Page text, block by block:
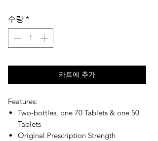
수량 *
카트에 추가
Features:
Two-bottles, one 70 Tablets & one 50
Tablets
Original Prescription Strength